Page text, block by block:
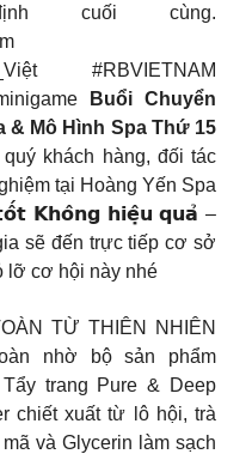
cuối cùng.
#RBVIETNAM
Buổi Chuyển
& Mô Hình Spa Thứ 15
khách hàng, đối tác
tại Hoàng Yến Spa
𝗞𝗵𝗼̂𝗻𝗴 𝗵𝗶𝗲̣̂𝘂 𝗾𝘂𝗮̉ –
sẽ đến trực tiếp cơ sở
lỡ cơ hội này nhé
TỪ THIÊN NHIÊN
nhờ bộ sản phẩm
trang Pure & Deep
chiết xuất từ lô hội, trà
và Glycerin làm sạch